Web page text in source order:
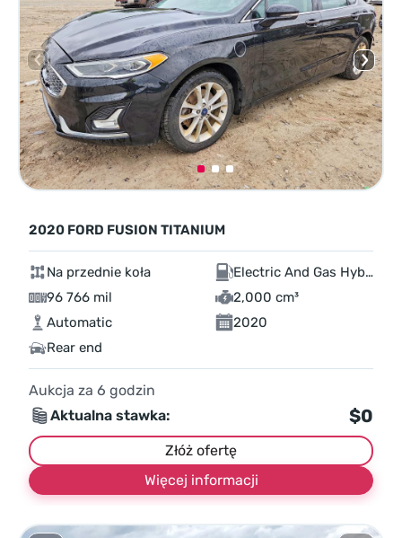
2020 FORD FUSION TITANIUM
Na przednie koła
Electric And Gas Hybrid
96 766 mil
2,000 cm³
Automatic
2020
Rear end
Aukcja za 6 godzin
Aktualna stawka:
$0
Złóż ofertę
Więcej informacji